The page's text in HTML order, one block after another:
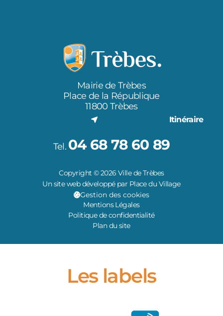
Mairie de Trèbes
Place de la République
11800 Trèbes
Itinéraire
Tel. 04 68 78 60 89
Copyright © 2026 Ville de Trèbes
Un site web développé par Place du Village
Gestion des cookies
Mentions Légales
Politique de confidentialité
Plan du site
Les labels